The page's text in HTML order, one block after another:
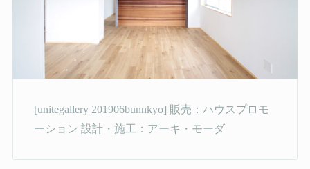
[unitegallery 201906bunnkyo] 販売：ハウスプロモ
ーション 設計・施工：アーキ・モーダ